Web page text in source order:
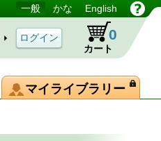
一般 かな English
カート
0
マイライブラリー